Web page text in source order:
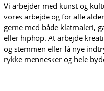
Vi arbejder med kunst og
vores arbejde og for alle
gerne med både klatmaleri,
eller hiphop. At arbejde
og stemmen eller få nye
rykke mennesker og hele